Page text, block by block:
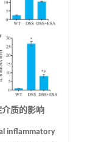
介质的影响
inflammatory